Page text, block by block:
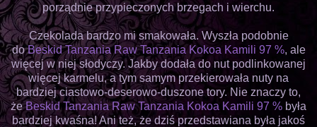
porządnie przypieczonych brzegach i wierchu.
Czekolada bardzo mi smakowała. Wyszła podobnie
doBeskid Tanzania Raw Tanzania Kokoa Kamili 97 %, ale
więcej w niej słodyczy. Jakby dodała do nut podlinkowanej
więcej karmelu, a tym samym przekierowała nuty na
bardziej ciastowo-deserowo-duszone tory. Nie znaczy to,
żeBeskid Tanzania Raw Tanzania Kokoa Kamili 97 % była
bardziej kwaśna! Ani też, że dziś przedstawiana była jakoś